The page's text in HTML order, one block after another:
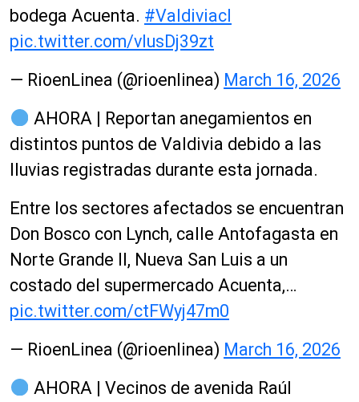
bodega Acuenta. #Valdiviacl
pic.twitter.com/vIusDj39zt
— RioenLinea (@rioenlinea) March 16, 2026
AHORA | Reportan anegamientos en
distintos puntos de Valdivia debido a las
lluvias registradas durante esta jornada.
Entre los sectores afectados se encuentran
Don Bosco con Lynch, calle Antofagasta en
Norte Grande II, Nueva San Luis a un
costado del supermercado Acuenta,…
pic.twitter.com/ctFWyj47m0
— RioenLinea (@rioenlinea) March 16, 2026
AHORA | Vecinos de avenida Raúl